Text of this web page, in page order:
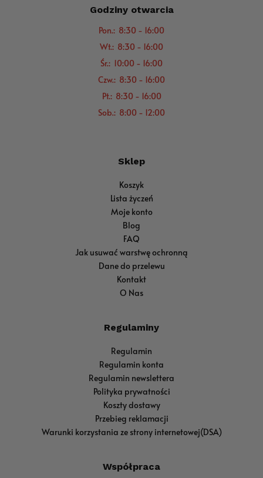
Godziny otwarcia
Pon.: 8:30 - 16:00
Wt.: 8:30 - 16:00
Śr.: 10:00 - 16:00
Czw.: 8:30 - 16:00
Pt.: 8:30 - 16:00
Sob.: 8:00 - 12:00
Sklep
Koszyk
Lista życzeń
Moje konto
Blog
FAQ
Jak usuwać warstwę ochronną
Dane do przelewu
Kontakt
O Nas
Regulaminy
Regulamin
Regulamin konta
Regulamin newslettera
Polityka prywatności
Koszty dostawy
Przebieg reklamacji
Warunki korzystania ze strony internetowej(DSA)
Współpraca